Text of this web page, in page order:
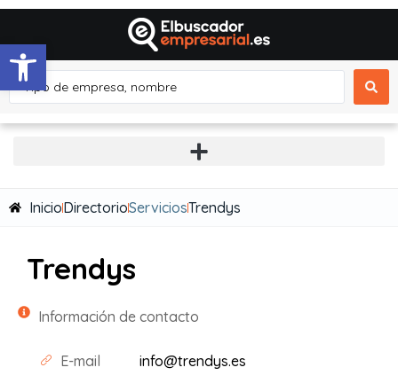
Abrir barra de herramientas
InicioDirectorioServiciosTrendys
Trendys
Información de contacto
E-mail info@trendys.es